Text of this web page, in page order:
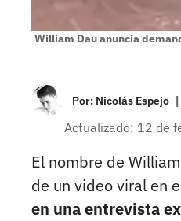
William Dau anuncia
Por: Nicolás Espejo |
Actualizado: 12 de
El nombre de
de un video viral en
en una entrevista